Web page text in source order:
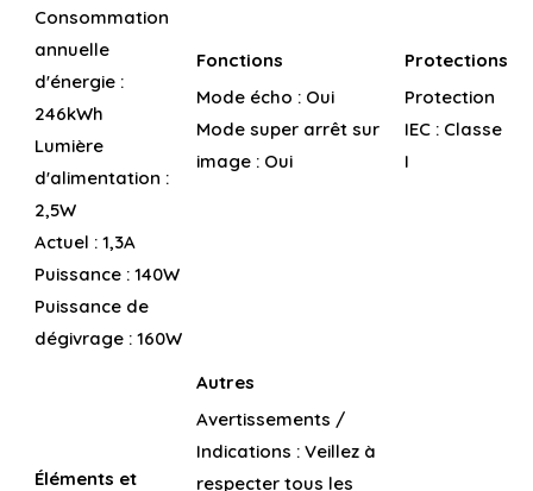
Consommation
annuelle
d'énergie :
246kWh
Lumière
d'alimentation :
2,5W
Actuel : 1,3A
Puissance : 140W
Puissance de
dégivrage : 160W
Fonctions
Mode écho : Oui
Mode super arrêt sur
image : Oui
Protections
Protection
IEC : Classe
I
Éléments et
Autres
Avertissements /
Indications : Veillez à
respecter tous les